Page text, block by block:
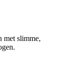
met slimme,